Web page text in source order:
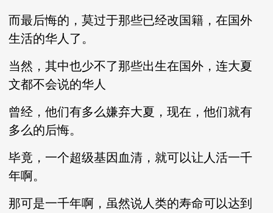
而最后悔的，莫过于那些已经改国籍，在国外
生活的华人了。
当然，其中也少不了那些出生在国外，连大夏
文都不会说的华人
曾经，他们有多么嫌弃大夏，现在，他们就有
多么的后悔。
毕竟，一个超级基因血清，就可以让人活一千
年啊。
那可是一千年啊，虽然说人类的寿命可以达到